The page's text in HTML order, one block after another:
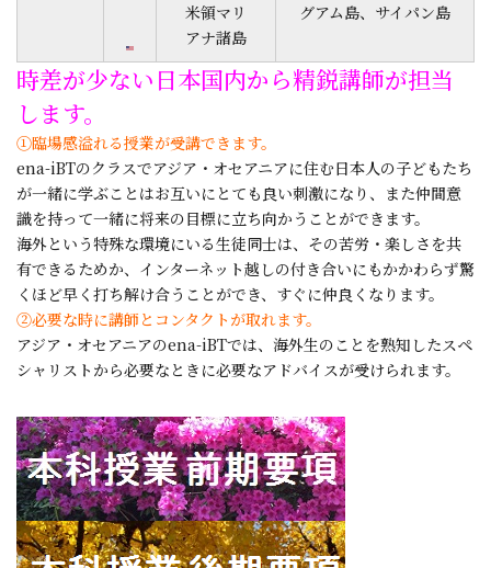
米領マリ
アナ諸島
グアム島、サイパン島
時差が少ない日本国内から精鋭講師が担当
します。
①臨場感溢れる授業が受講できます。
ena-iBTのクラスでアジア・オセアニアに住む日本人の子どもたち
が一緒に学ぶことはお互いにとても良い刺激になり、また仲間意
識を持って一緒に将来の目標に立ち向かうことができます。
海外という特殊な環境にいる生徒同士は、その苦労・楽しさを共
有できるためか、インターネット越しの付き合いにもかかわらず驚
くほど早く打ち解け合うことができ、すぐに仲良くなります。
②必要な時に講師とコンタクトが取れます。
アジア・オセアニアのena-iBTでは、海外生のことを熟知したスペ
シャリストから必要なときに必要なアドバイスが受けられます。